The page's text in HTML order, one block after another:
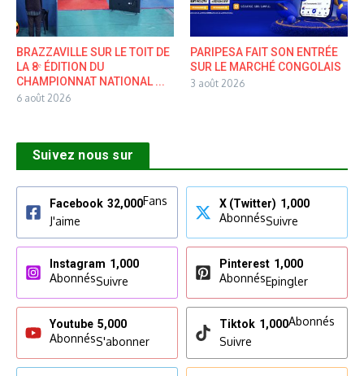
BRAZZAVILLE SUR LE TOIT DE
LA 8ᵉ ÉDITION DU
CHAMPIONNAT NATIONAL ...
6 août 2026
PARIPESA FAIT SON ENTRÉE
SUR LE MARCHÉ CONGOLAIS
3 août 2026
Suivez nous sur
Facebook 32,000Fans
J'aime
X (Twitter) 1,000
AbonnésSuivre
Instagram 1,000
AbonnésSuivre
Pinterest 1,000
AbonnésEpingler
Youtube 5,000
AbonnésS'abonner
Tiktok 1,000Abonnés
Suivre